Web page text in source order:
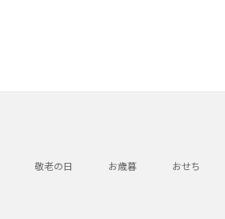
敬老の日 お歳暮 おせち